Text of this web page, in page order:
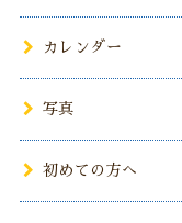
カレンダー
写真
初めての方へ